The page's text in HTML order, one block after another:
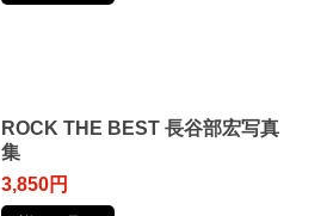
ROCK THE BEST 長谷部宏写真
集
3,850円